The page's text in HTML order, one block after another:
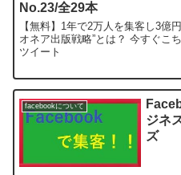
No.23/全29本
【無料】1年で2万人を集客し3億
オネア出版戦略”とは？ 今すぐこ
ツイート
facebookについて
ジネ
ズ